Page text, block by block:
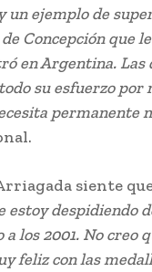
un ejemplo de
de Concepción que
en Argentina.
su esfuerzo
permanente
siente que
estoy despidiendo
los 2001. No creo
feliz con las